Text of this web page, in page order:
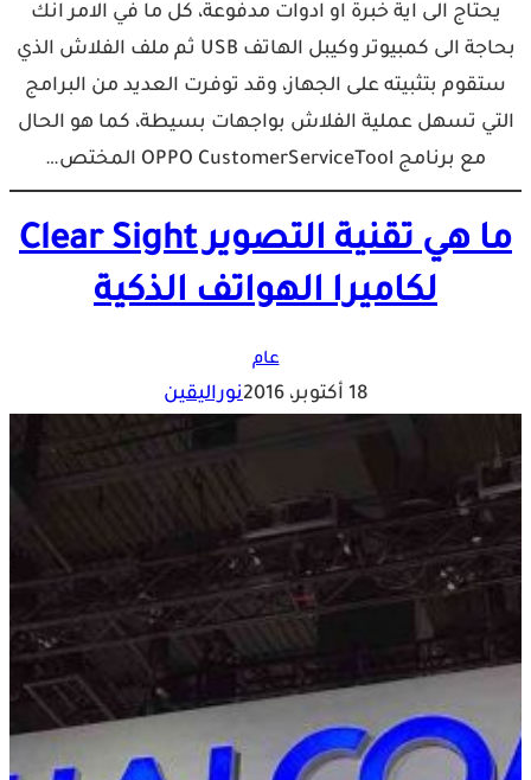
يحتاج الى اية خبرة او ادوات مدفوعة، كل ما في الامر انك
بحاجة الى كمبيوتر وكيبل الهاتف USB ثم ملف الفلاش الذي
ستقوم بتثبيته على الجهاز، وقد توفرت العديد من البرامج
التي تسهل عملية الفلاش بواجهات بسيطة، كما هو الحال
مع برنامج OPPO CustomerServiceTool المختص…
ما هي تقنية التصوير Clear Sight
لكاميرا الهواتف الذكية
عام
18 أكتوبر، 2016 نوراليقين